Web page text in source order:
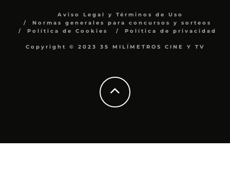
Aviso Legal y Términos de Uso
Normas generales para concursos y sorteos
Política de Cookies
Política de privacidad
Copyright © 2023 35 MILÍMETROS CINE Y TV